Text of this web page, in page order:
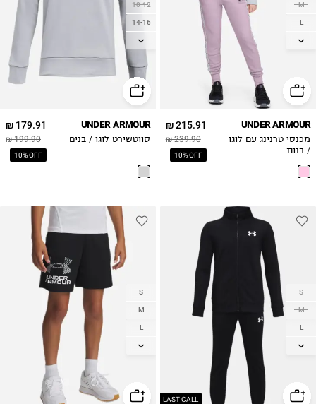
M
L
XL
215.91 ₪
239.90 ₪
10% OFF
UNDER ARMOUR
מכנסי טרנינג עם לוגו
/ בנות
10-12
14-16
18-20
179.91 ₪
199.90 ₪
10% OFF
UNDER ARMOUR
סווטשירט לוגו / בנים
LAST CALL
S
M
L
XL
S
M
L
XL